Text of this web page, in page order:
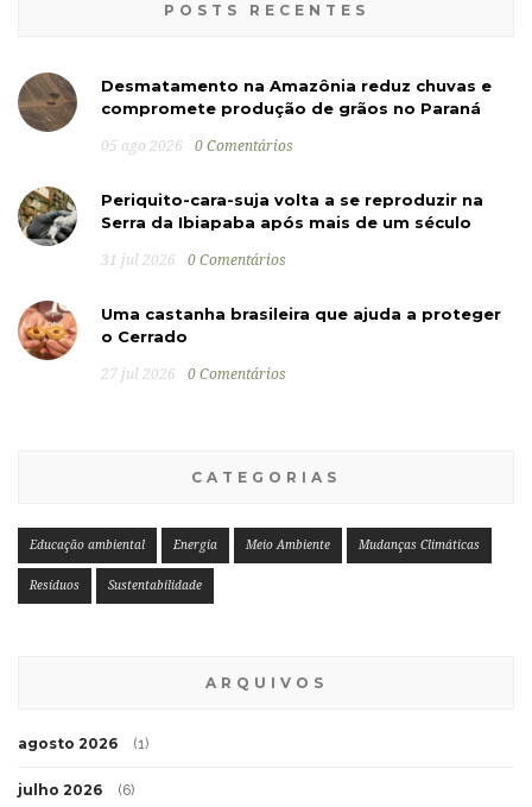
POSTS RECENTES
Desmatamento na Amazônia reduz chuvas e
compromete produção de grãos no Paraná
05 ago 2026 0 Comentários
Periquito-cara-suja volta a se reproduzir na
Serra da Ibiapaba após mais de um século
31 jul 2026 0 Comentários
Uma castanha brasileira que ajuda a proteger
o Cerrado
27 jul 2026 0 Comentários
CATEGORIAS
Educação ambiental Energia Meio Ambiente Mudanças Climáticas
Resíduos Sustentabilidade
ARQUIVOS
agosto 2026 (1)
julho 2026 (6)